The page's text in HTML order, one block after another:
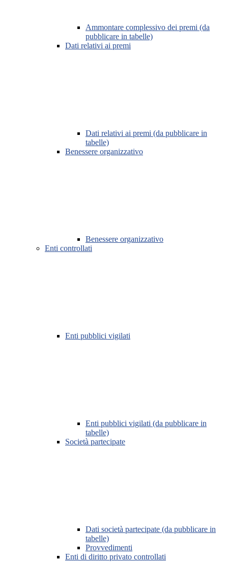
Ammontare complessivo dei premi (da
pubblicare in tabelle)
Dati relativi ai premi
Dati relativi ai premi (da pubblicare in
tabelle)
Benessere organizzativo
Benessere organizzativo
Enti controllati
Enti pubblici vigilati
Enti pubblici vigilati (da pubblicare in
tabelle)
Società partecipate
Dati società partecipate (da pubblicare in
tabelle)
Provvedimenti
Enti di diritto privato controllati